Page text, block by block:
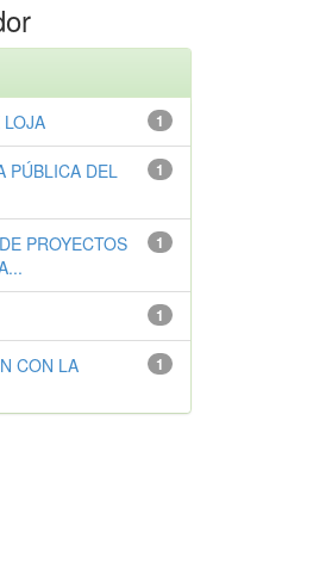
1
1
PÚBLICA DEL
1
PROYECTOS
1
1
CON LA